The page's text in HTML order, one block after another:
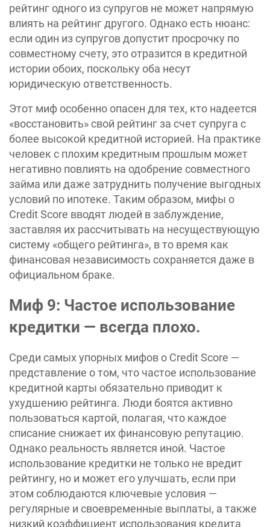
рейтинг одного из супругов не может напрямую
влиять на рейтинг другого. Однако есть нюанс:
если один из супругов допустит просрочку по
совместному счету, это отразится в кредитной
истории обоих, поскольку оба несут
юридическую ответственность.
Этот миф особенно опасен для тех, кто надеется
«восстановить» свой рейтинг за счет супруга с
более высокой кредитной историей. На практике
человек с плохим кредитным прошлым может
негативно повлиять на одобрение совместного
займа или даже затруднить получение выгодных
условий по ипотеке. Таким образом, мифы о
Credit Score вводят людей в заблуждение,
заставляя их рассчитывать на несуществующую
систему «общего рейтинга», в то время как
финансовая независимость сохраняется даже в
официальном браке.
Миф 9: Частое использование
кредитки — всегда плохо.
Среди самых упорных мифов о Credit Score —
представление о том, что частое использование
кредитной карты обязательно приводит к
ухудшению рейтинга. Люди боятся активно
пользоваться картой, полагая, что каждое
списание снижает их финансовую репутацию.
Однако реальность является иной. Частое
использование кредитки не только не вредит
рейтингу, но и может его улучшать, если при
этом соблюдаются ключевые условия —
регулярные и своевременные выплаты, а также
низкий коэффициент использования кредита